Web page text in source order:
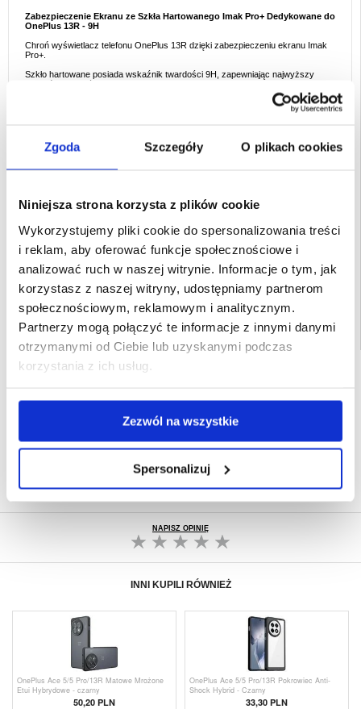
Zgoda Szczegóły O plikach cookies
Niniejsza strona korzysta z plików cookie
Wykorzystujemy pliki cookie do spersonalizowania treści
i reklam, aby oferować funkcje społecznościowe i
analizować ruch w naszej witrynie. Informacje o tym, jak
korzystasz z naszej witryny, udostępniamy partnerom
społecznościowym, reklamowym i analitycznym.
Partnerzy mogą połączyć te informacje z innymi danymi
otrzymanymi od Ciebie lub uzyskanymi podczas
korzystania z ich usług.
Zezwól na wszystkie
Spersonalizuj
Zabezpieczenie Ekranu ze Szkła Hartowanego Imak Pro+ Dedykowane do
OnePlus 13R - 9H
Chroń wyświetlacz telefonu OnePlus 13R dzięki zabezpieczeniu ekranu Imak
Pro+.
Szkło hartowane posiada wskaźnik twardości 9H, zapewniając najwyższy
- Pełne pokrycie ekranu, chroni go w całości przed zarysowaniem
- Nie wpływa na nasycenie i jasność wyświetlacza
nawet po pęknięciu
Przeznaczenie:
OnePlus 13R
EAN: 5714122509604
Powiązane kategorie: Akcesoria do telefonów,Etui & Akcesoria OnePlus,
SZYBKA DOSTAWA
7% ZNIŻKI
OBSŁUGA TELEFONICZNA
PONAD 8 000 000 ZADOWOLONYCH
KLIENTÓW
NAPISZ OPINIĘ
INNI KUPILI RÓWNIEŻ
OnePlus Ace 5/5 Pro/13R Matowe Mrożone
Etui Hybrydowe - czarny
50,20 PLN
OnePlus Ace 5/5 Pro/13R Pokrowiec Anti-
Shock Hybrid - Czarny
33,30 PLN